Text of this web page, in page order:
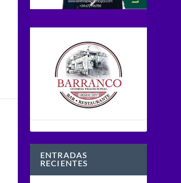
ENTRADAS
RECIENTES